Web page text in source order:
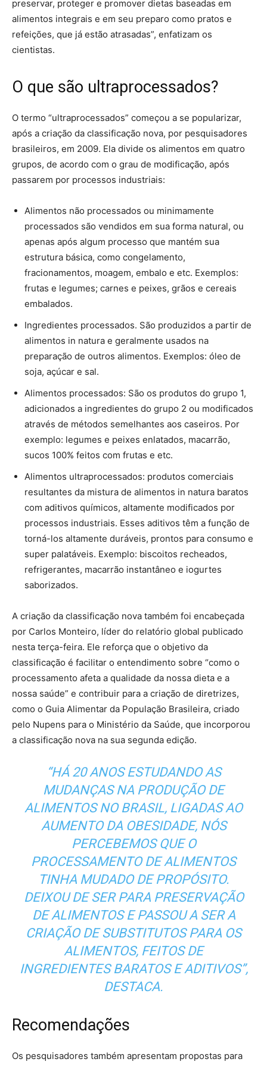
preservar, proteger e promover dietas baseadas em
alimentos integrais e em seu preparo como pratos e
refeições, que já estão atrasadas”, enfatizam os
cientistas.
O que são ultraprocessados?
O termo “ultraprocessados” começou a se popularizar,
após a criação da classificação nova, por pesquisadores
brasileiros, em 2009. Ela divide os alimentos em quatro
grupos, de acordo com o grau de modificação, após
passarem por processos industriais:
Alimentos não processados ou minimamente
processados são vendidos em sua forma natural, ou
apenas após algum processo que mantém sua
estrutura básica, como congelamento,
fracionamentos, moagem, embalo e etc. Exemplos:
frutas e legumes; carnes e peixes, grãos e cereais
embalados.
Ingredientes processados. São produzidos a partir de
alimentos in natura e geralmente usados na
preparação de outros alimentos. Exemplos: óleo de
soja, açúcar e sal.
Alimentos processados: São os produtos do grupo 1,
adicionados a ingredientes do grupo 2 ou modificados
através de métodos semelhantes aos caseiros. Por
exemplo: legumes e peixes enlatados, macarrão,
sucos 100% feitos com frutas e etc.
Alimentos ultraprocessados: produtos comerciais
resultantes da mistura de alimentos in natura baratos
com aditivos químicos, altamente modificados por
processos industriais. Esses aditivos têm a função de
torná-los altamente duráveis, prontos para consumo e
super palatáveis. Exemplo: biscoitos recheados,
refrigerantes, macarrão instantâneo e iogurtes
saborizados.
A criação da classificação nova também foi encabeçada
por Carlos Monteiro, líder do relatório global publicado
nesta terça-feira. Ele reforça que o objetivo da
classificação é facilitar o entendimento sobre “como o
processamento afeta a qualidade da nossa dieta e a
nossa saúde” e contribuir para a criação de diretrizes,
como o Guia Alimentar da População Brasileira, criado
pelo Nupens para o Ministério da Saúde, que incorporou
a classificação nova na sua segunda edição.
“HÁ 20 ANOS ESTUDANDO AS
MUDANÇAS NA PRODUÇÃO DE
ALIMENTOS NO BRASIL, LIGADAS AO
AUMENTO DA OBESIDADE, NÓS
PERCEBEMOS QUE O
PROCESSAMENTO DE ALIMENTOS
TINHA MUDADO DE PROPÓSITO.
DEIXOU DE SER PARA PRESERVAÇÃO
DE ALIMENTOS E PASSOU A SER A
CRIAÇÃO DE SUBSTITUTOS PARA OS
ALIMENTOS, FEITOS DE
INGREDIENTES BARATOS E ADITIVOS”,
DESTACA.
Recomendações
Os pesquisadores também apresentam propostas para